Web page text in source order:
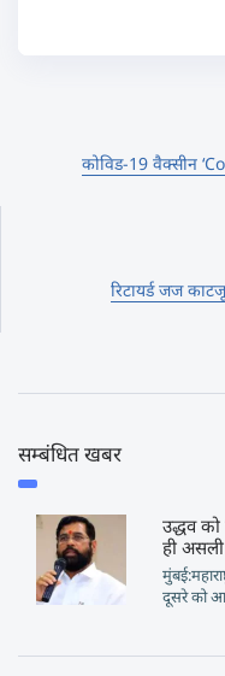
कोविड-19 वैक्सीन
रिटायर्ड जज
सम्बंधित खबर
उद्धव
ही
दूसरे को